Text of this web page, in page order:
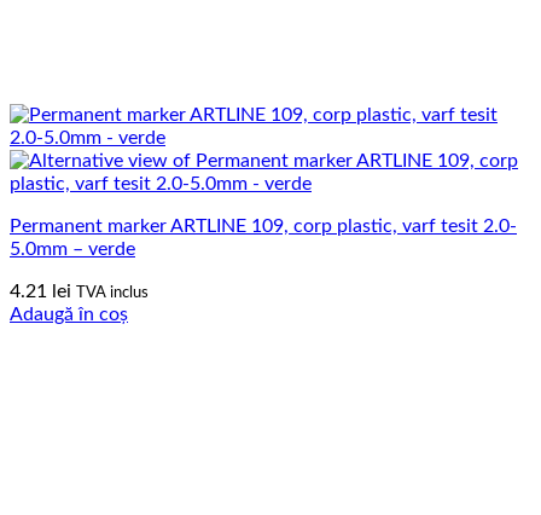
Permanent marker ARTLINE 109, corp plastic, varf tesit 2.0-
5.0mm – verde
4.21 lei TVA inclus
Adaugă în coș